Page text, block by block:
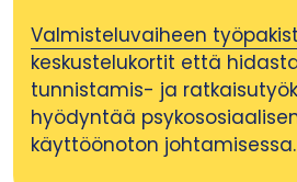
Valmisteluvaiheen
keskustelukortit että
tunnistamis- ja
hyödyntää
käyttöönoton johtamisessa.